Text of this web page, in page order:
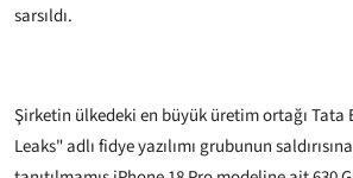
sarsıldı.
Şirketin ülkedeki en büyük üretim ortağı Tata
Leaks" adlı fidye yazılımı grubunun